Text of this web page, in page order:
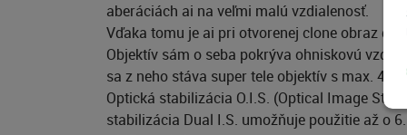
aberáciách ai na veľmi malú vzdialenosť.
Vďaka tomu je ai pri otvorenej clone obraz
Objektív sám o seba pokrýva ohniskovú
sa z neho stáva super tele objektív s max.
Optická stabilizácia O.I.S. (Optical Image
stabilizácia Dual I.S. umožňuje použitie až o